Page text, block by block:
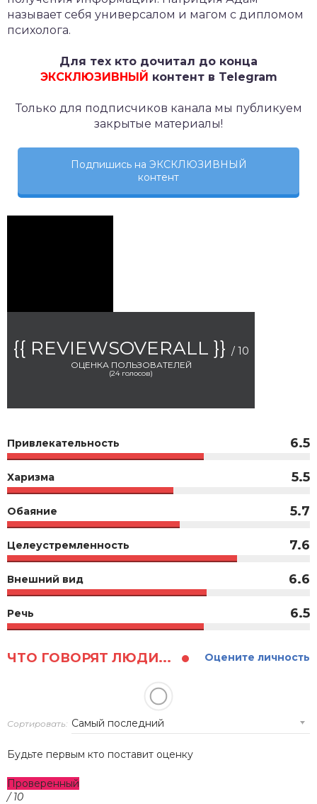
называет себя универсалом и магом с дипломом
психолога.
Для тех кто дочитал до конца
ЭКСКЛЮЗИВНЫЙ контент в Telegram
Только для подписчиков канала мы публикуем
закрытые материалы!
Подпишись на ЭКСКЛЮЗИВНЫЙ
контент
{{ REVIEWSOVERALL }} / 10
ОЦЕНКА ПОЛЬЗОВАТЕЛЕЙ
(24голосов)
Привлекательность 6.5
Харизма 5.5
Обаяние 5.7
Целеустремленность 7.6
Внешний вид 6.6
Речь 6.5
ЧТО ГОВОРЯТ ЛЮДИ... Оцените личность
Сортировать:
Будьте первым кто поставит оценку
Проверенный
/ 10